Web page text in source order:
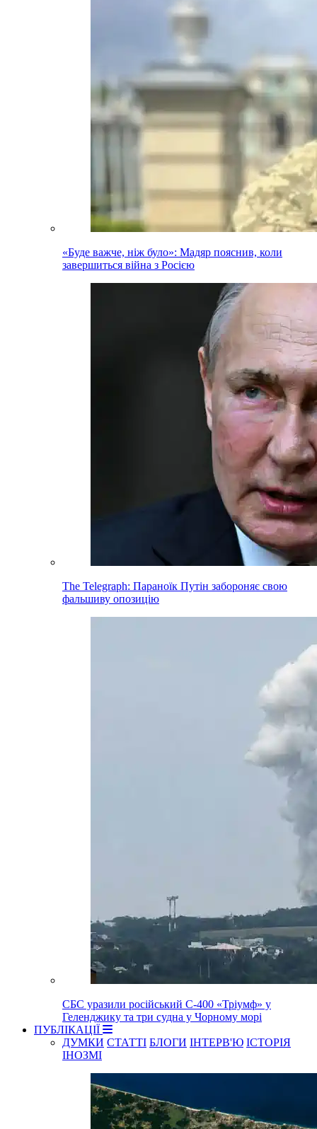
«Буде важче, ніж було»: Мадяр пояснив, коли
завершиться війна з Росією
The Telegraph: Параноїк Путін забороняє свою
фальшиву опозицію
СБС уразили російський С-400 «Тріумф» у
Геленджику та три судна у Чорному морі
ПУБЛІКАЦІЇ
ДУМКИ СТАТТІ БЛОГИ ІНТЕРВ'Ю ІСТОРІЯ
ІНОЗМІ